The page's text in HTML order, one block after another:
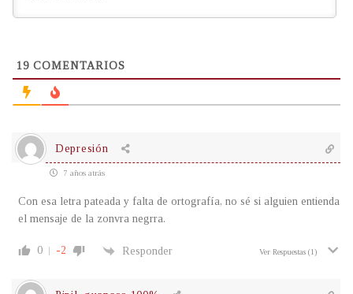
19 COMENTARIOS
Depresión
7 años atrás
Con esa letra pateada y falta de ortografía, no sé si alguien entienda
el mensaje de la zonvra negrra.
0 -2 Responder Ver Respuestas (1)